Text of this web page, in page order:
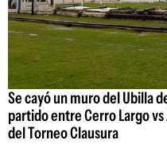
Se cayó un muro del Ubilla
partido entre Cerro Largo
del Torneo Clausura